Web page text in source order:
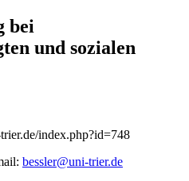
bei
und sozialen
index.php?id=748
bessler@uni-trier.de